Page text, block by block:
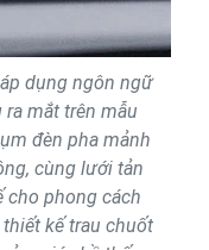
dụng ngôn ngữ
ra mắt trên mẫu
đèn pha mảnh
cùng lưới tản
cho phong cách
kế trau chuốt